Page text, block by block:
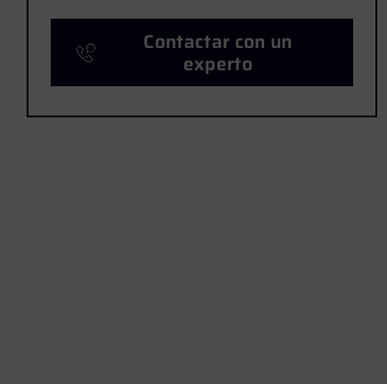
Contactar con un
experto